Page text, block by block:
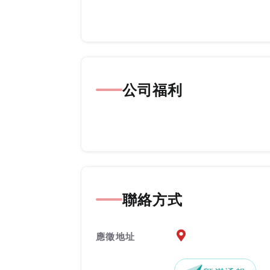
公司福利
聯絡方式
應徵地址 應徵地址地圖『另開新